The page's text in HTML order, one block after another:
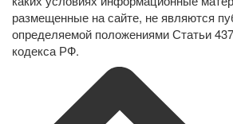
размещенные на сайте, не являются
определяемой положениями Статьи
кодекса РФ.